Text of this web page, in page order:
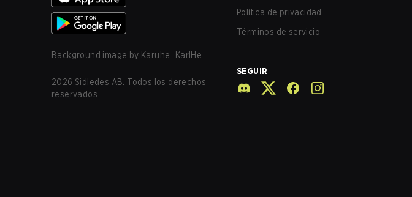
Background image by Karuhe_KarlHe
2026 Sidledes AB. Todos los derechos
reservados.
Política de privacidad
Términos de servicio
SEGUIR